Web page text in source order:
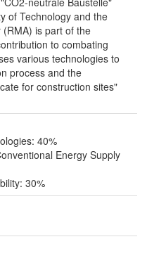
of Technology and the
is part of the
to combating
various technologies to
process and the
for construction sites"
40%
Energy Supply
30%